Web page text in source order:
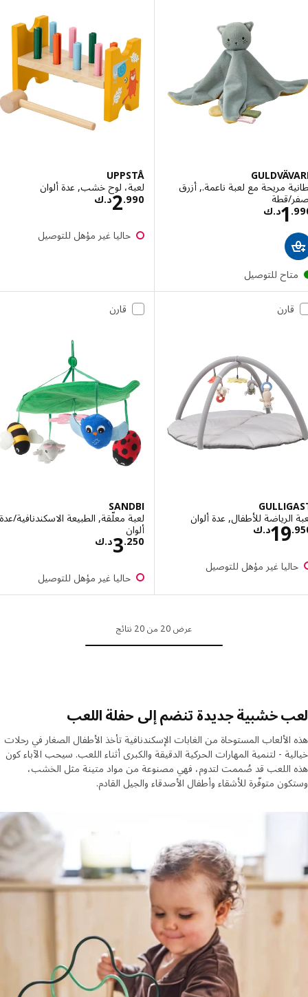
مريحة مع لعبة ناعمة., أزرق
قطة
د.ك1. السعر د.ك 1.990
للتوصيل
UPPSTÅ
لعبة، لوح خشب, عدة ألوان
د.ك2.990 السعر د.ك 2.990
حاليا غير مؤهل للتوصيل
قارن
للأطفال, عدة ألوان
د.ك19. السعر د.ك 19.950
غير مؤهل للتوصيل
قارن
SANDBI
لعبة معلّقة, الطبيعة الاسكندنافية/عدة
ألوان
د.ك3.250 السعر د.ك 3.250
حاليا غير مؤهل للتوصيل
عرض 20 من 20 نتائج
خشبية جديدة تنضم إلى حفلة اللعب
المستوحاة من الغابات الإسكندنافية تأخذ الأطفال الصغار في رحلات
- لتنمية المهارات الحركية الدقيقة والكبرى أثناء اللعب. سيحب الآباء كون
اللعب قد صُممت لتدوم، فهي مصنوعة من مواد متينة مثل الخشب،
متوفّرة للأشقاء وأطفال الأصدقاء والجيل القادم.